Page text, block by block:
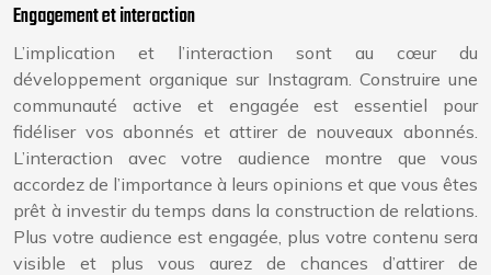
Engagement et interaction
L’implication et l’interaction sont au cœur du
développement organique sur Instagram. Construire une
communauté active et engagée est essentiel pour
fidéliser vos abonnés et attirer de nouveaux abonnés.
L’interaction avec votre audience montre que vous
accordez de l’importance à leurs opinions et que vous êtes
prêt à investir du temps dans la construction de relations.
Plus votre audience est engagée, plus votre contenu sera
visible et plus vous aurez de chances d’attirer de